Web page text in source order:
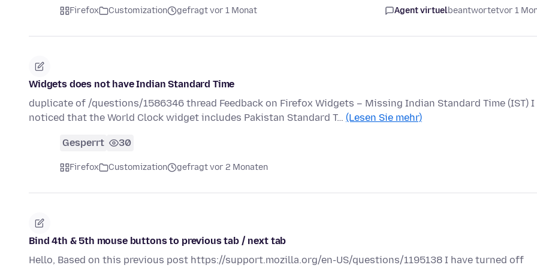
Firefox Customization gefragt vor 1 Monat Agent virtuelbeantwortetvor 1
Widgets does not have Indian Standard Time
duplicate of /questions/1586346 thread Feedback on Firefox Widgets – Missing Indian Standard Time (IST) I
noticed that the World Clock widget includes Pakistan Standard T… (Lesen Sie mehr)
Gesperrt 30
Firefox Customization gefragt vor 2 Monaten
Bind 4th & 5th mouse buttons to previous tab / next tab
Hello, Based on this previous post https://support.mozilla.org/en-US/questions/1195138 I have turned off